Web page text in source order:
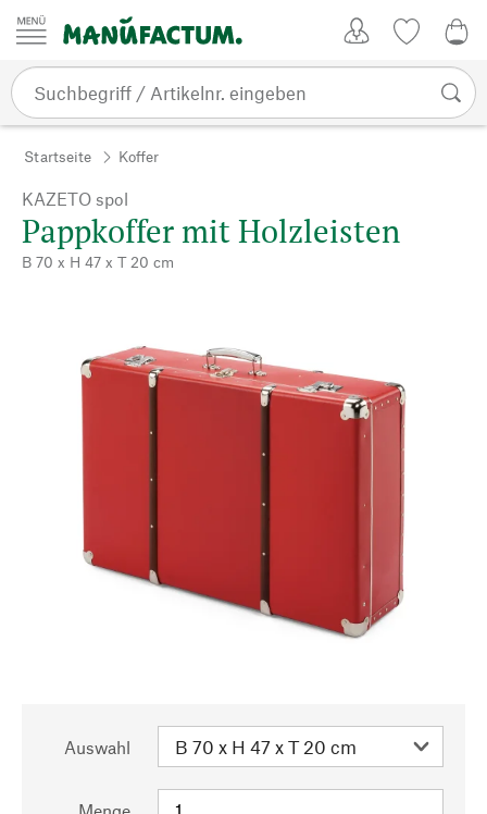
Zum Inhalt springen
Startseite Koffer
KAZETO spol
Pappkoffer mit Holzleisten
B 70 x H 47 x T 20 cm
Auswahl